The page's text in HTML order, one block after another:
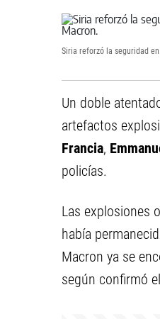
Siria reforzó la seguridad
Un doble
artefactos
Francia,
policías.
Las explosiones
había
Macron ya se
según confirmó